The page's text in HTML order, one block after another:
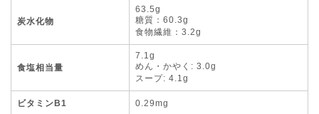
炭水化物
63.5g
糖質：60.3g
食物繊維：3.2g
食塩相当量
7.1g
めん・かやく: 3.0g
スープ: 4.1g
ビタミンB1 0.29mg